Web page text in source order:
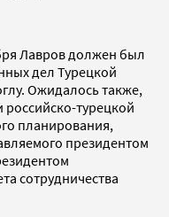
Лавров должен был
дел Турецкой
Ожидалось также,
российско-турецкой
планирования,
президентом
сотрудничества